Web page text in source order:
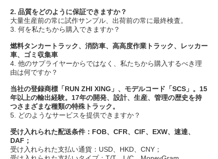
2. 品質をどのように保証できますか？
大量生産前の常に試作サンプル、出荷前の常に最終検査。
3. 何を私たちから購入できますか？
燃料タンカートラック、消防車、高高度作業トラック、レッカー
車、ゴミ収集車
4. 他のサプライヤーからではなく、私たちから購入するべき理
由は何ですか？
当社の登録商標「RUN ZHI XING」、モデルコード「SCS」。15
年以上の輸出経験。17年の開発、設計、生産、管理の歴史を持
つさまざまな種類の特殊トラック。
5. どのようなサービスを提供できますか？
受け入れられた配送条件：FOB、CFR、CIF、EXW、速達、
DAF；
受け入れられた支払い通貨：USD、HKD、CNY；